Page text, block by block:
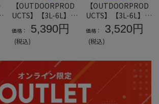
【OUTDOORPROD
UCTS】【3L-6L】D
RYメッシュ半袖ポロ
シャツ＊カタログ商
品
価格： 5,390円
(税込)
【OUTDOORPROD
UCTS】【3L-6L】天
竺半袖TシャツD＊
カタログ商品
価格： 3,520円
(税込)